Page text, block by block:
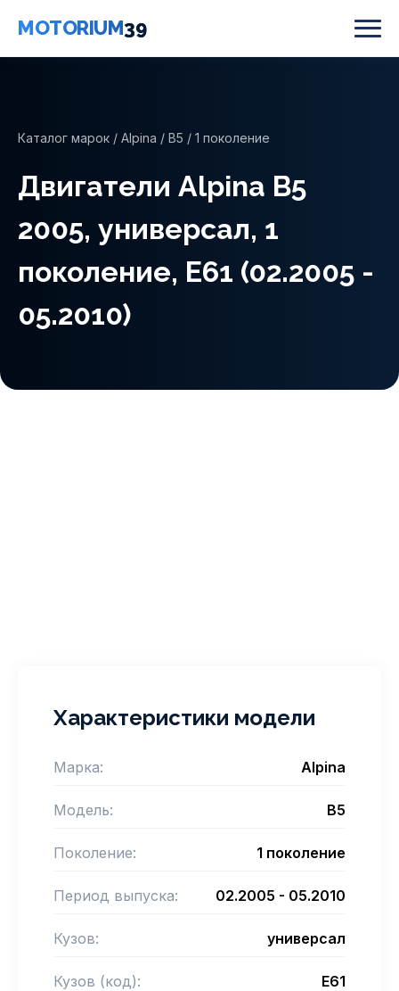
MOTORIUM39
Каталог марок / Alpina / B5 / 1 поколение
Двигатели Alpina B5
2005, универсал, 1
поколение, E61 (02.2005 -
05.2010)
Характеристики модели
Марка: Alpina
Модель: B5
Поколение: 1 поколение
Период выпуска: 02.2005 - 05.2010
Кузов: универсал
Кузов (код): E61